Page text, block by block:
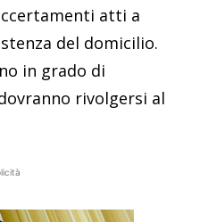
atti a
del domicilio.
in grado di
rivolgersi al